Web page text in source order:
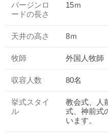
バージンロ
ードの長さ
15ｍ
天井の高さ 8ｍ
牧師 外国人牧師
収容人数 80名
挙式スタイ
ル
教会式、人
式、神前式
います。